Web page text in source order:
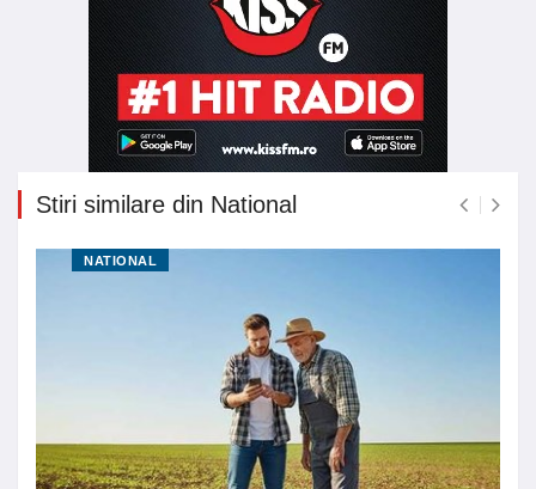
Stiri similare din National
NATIONAL